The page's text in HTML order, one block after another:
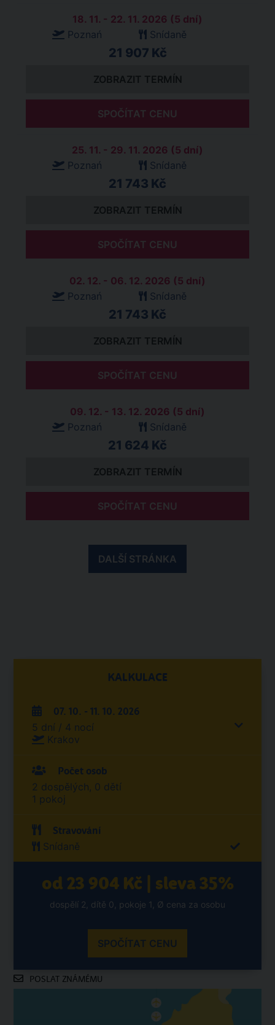
18. 11. - 22. 11. 2026 (5 dní)
Poznań
Snídaně
21 907 Kč
ZOBRAZIT TERMÍN
SPOČÍTAT CENU
25. 11. - 29. 11. 2026 (5 dní)
Poznań
Snídaně
21 743 Kč
ZOBRAZIT TERMÍN
SPOČÍTAT CENU
02. 12. - 06. 12. 2026 (5 dní)
Poznań
Snídaně
21 743 Kč
ZOBRAZIT TERMÍN
SPOČÍTAT CENU
09. 12. - 13. 12. 2026 (5 dní)
Poznań
Snídaně
21 624 Kč
ZOBRAZIT TERMÍN
SPOČÍTAT CENU
DALŠÍ STRÁNKA
KALKULACE
07. 10. - 11. 10. 2026
5 dní / 4 nocí
Krakov
Počet osob
2 dospělých, 0 dětí
1 pokoj
Stravování
Snídaně
od 23 904 Kč | sleva 35%
dospělí 2, dítě 0, pokoje 1, Ø cena za osobu
SPOČÍTAT CENU
POSLAT ZNÁMÉMU